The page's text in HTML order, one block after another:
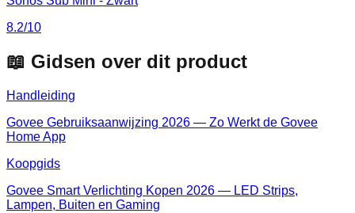
8.2/10
📖 Gidsen over dit product
Handleiding
Govee Gebruiksaanwijzing 2026 — Zo Werkt de Govee
Home App
Koopgids
Govee Smart Verlichting Kopen 2026 — LED Strips,
Lampen, Buiten en Gaming